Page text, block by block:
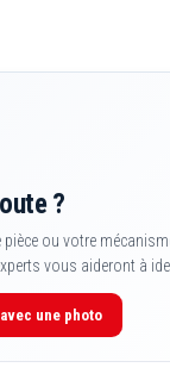
?
ou votre
vous aideront à
une photo